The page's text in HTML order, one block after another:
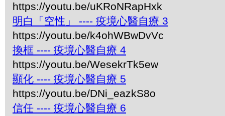
https://youtu.be/uKRoNRapHxk
明白「空性」 ---- 疫境心醫自療 3
https://youtu.be/k4ohWBwDvVc
換框 ---- 疫境心醫自療 4
https://youtu.be/WesekrTk5ew
顯化 ---- 疫境心醫自療 5
https://youtu.be/DNi_eazkS8o
信任 ---- 疫境心醫自療 6